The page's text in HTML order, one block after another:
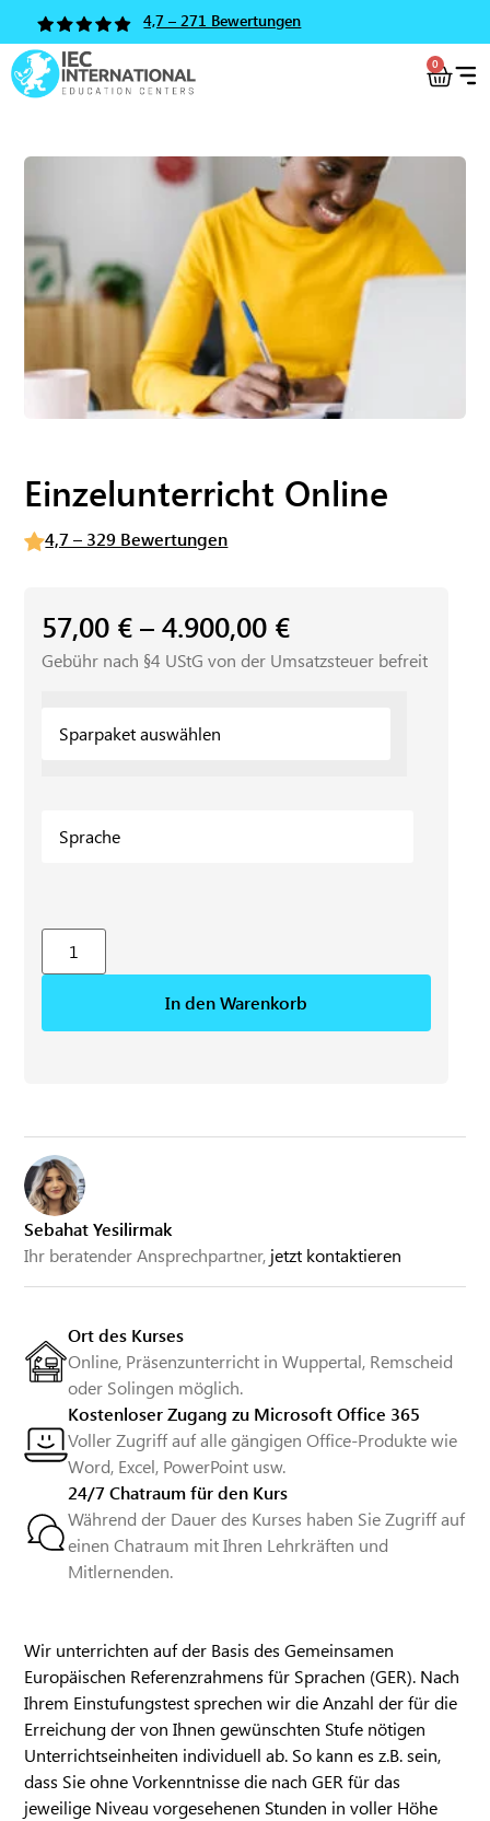
4,7 – 271 Bewertungen
0
Sebahat Yesilirmak
Ihr beratender Ansprechpartner, jetzt kontaktieren
Ort des Kurses
Online, Präsenzunterricht in Wuppertal, Remscheid
oder Solingen möglich.
Kostenloser Zugang zu Microsoft Office 365
Voller Zugriff auf alle gängigen Office-Produkte wie
Word, Excel, PowerPoint usw.
24/7 Chatraum für den Kurs
Während der Dauer des Kurses haben Sie Zugriff auf
einen Chatraum mit Ihren Lehrkräften und
Mitlernenden.
Wir unterrichten auf der Basis des Gemeinsamen
Europäischen Referenzrahmens für Sprachen (GER). Nach
Ihrem Einstufungstest sprechen wir die Anzahl der für die
Erreichung der von Ihnen gewünschten Stufe nötigen
Unterrichtseinheiten individuell ab. So kann es z.B. sein,
dass Sie ohne Vorkenntnisse die nach GER für das
jeweilige Niveau vorgesehenen Stunden in voller Höhe
Einzelunterricht Online
4,7 – 329 Bewertungen
57,00 € –4.900,00 €
Gebühr nach §4 UStG von der Umsatzsteuer befreit
In den Warenkorb